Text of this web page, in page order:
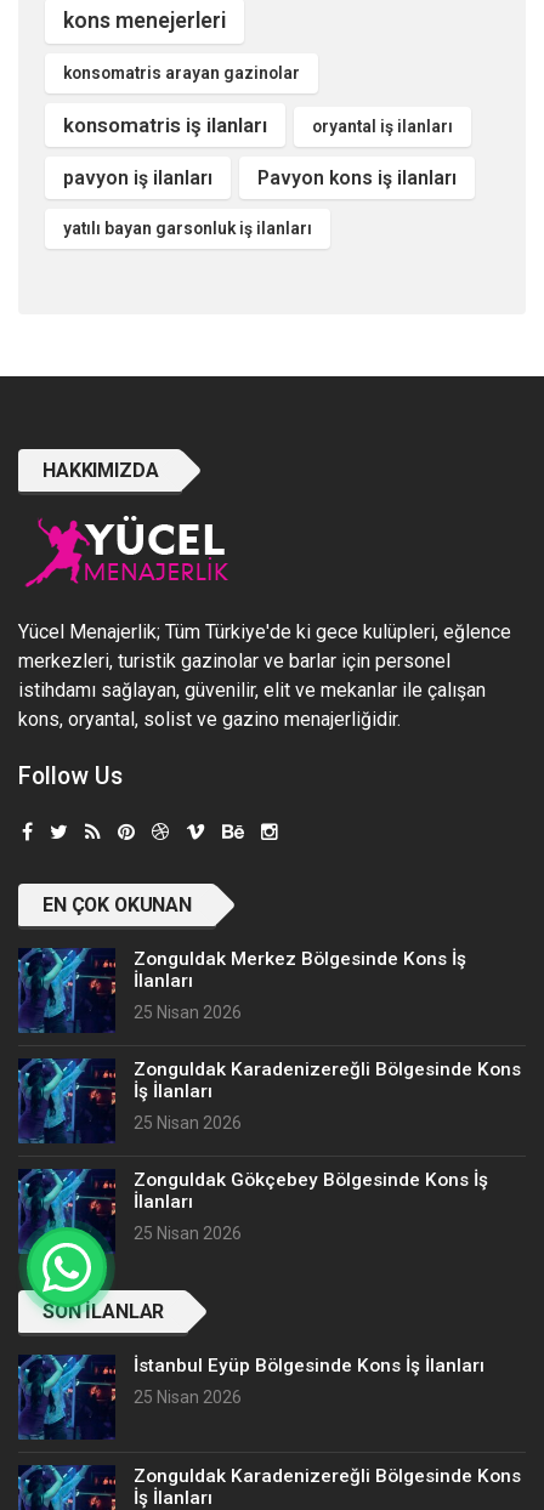
kons menejerleri
konsomatris arayan gazinolar
konsomatris iş ilanları oryantal iş ilanları
pavyon iş ilanları Pavyon kons iş ilanları
yatılı bayan garsonluk iş ilanları
HAKKIMIZDA
Yücel Menajerlik; Tüm Türkiye'de ki gece kulüpleri, eğlence
merkezleri, turistik gazinolar ve barlar için personel
istihdamı sağlayan, güvenilir, elit ve mekanlar ile çalışan
kons, oryantal, solist ve gazino menajerliğidir.
Follow Us
EN ÇOK OKUNAN
Zonguldak Merkez Bölgesinde Kons İş
İlanları
25 Nisan 2026
Zonguldak Karadenizereğli Bölgesinde Kons
İş İlanları
25 Nisan 2026
Zonguldak Gökçebey Bölgesinde Kons İş
İlanları
25 Nisan 2026
SON İLANLAR
İstanbul Eyüp Bölgesinde Kons İş İlanları
25 Nisan 2026
Zonguldak Karadenizereğli Bölgesinde Kons
İş İlanları